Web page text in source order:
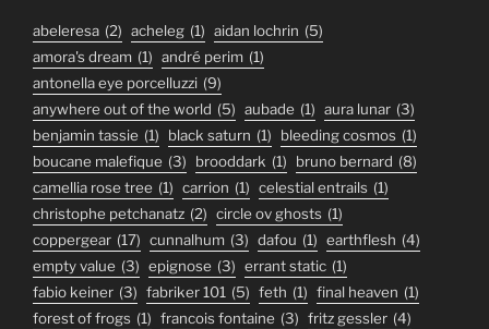
abeleresa (2) acheleg (1) aidan lochrin (5)
amora's dream (1) andré perim (1)
antonella eye porcelluzzi (9)
anywhere out of the world (5) aubade (1) aura lunar (3)
benjamin tassie (1) black saturn (1) bleeding cosmos (1)
boucane malefique (3) brooddark (1) bruno bernard (8)
camellia rose tree (1) carrion (1) celestial entrails (1)
christophe petchanatz (2) circle ov ghosts (1)
coppergear (17) cunnalhum (3) dafou (1) earthflesh (4)
empty value (3) epignose (3) errant static (1)
fabio keiner (3) fabriker 101 (5) feth (1) final heaven (1)
forest of frogs (1) francois fontaine (3) fritz gessler (4)